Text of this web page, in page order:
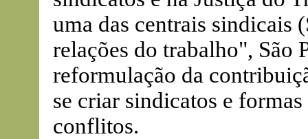
uma das centrais sindicais
relações do trabalho", São
reformulação da
se criar sindicatos e
conflitos.